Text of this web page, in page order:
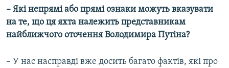
– Які непрямі або прямі ознаки можуть вказувати
на те, що ця яхта належить представникам
найближчого оточення Володимира Путіна?
– У нас насправді вже досить багато фактів, які про